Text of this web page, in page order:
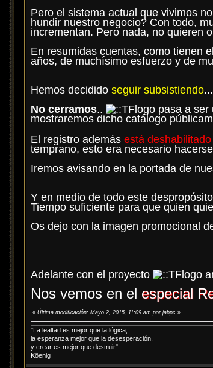
Pero el sistema actual que vivimos
hundir nuestro negocio? Con todo,
incrementan. Pero nada, no quieren
En resumidas cuentas, como tienen
años, de muchísimo esfuerzo y de
Hemos decidido seguir subsistiendo
No cerramos..
pasa a ser
mostraremos dicho catálogo
El registro además está deshabilitado
temprano, esto era necesario
Iremos avisando en la portada de
Y en medio de todo este
Tiempo suficiente para que quien
Os dejo con la imagen promocional
Adelante con el proyecto
Nos vemos en el especial
« Última modificación: Mayo 2, 2015, 11:09 am por jabpc »
"La lealtad es mejor que la lógica,
la esperanza mejor que la desesperación,
y crear es mejor que destruir"
Köenig